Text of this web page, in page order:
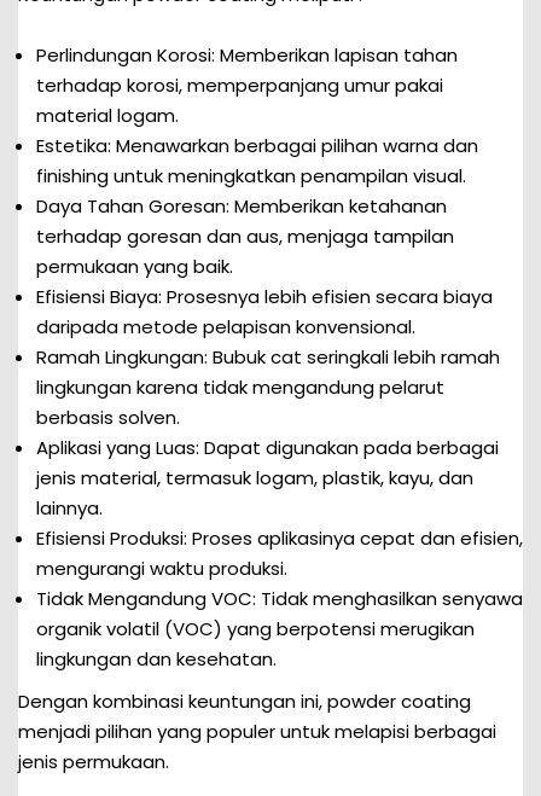
Perlindungan Korosi: Memberikan lapisan tahan
terhadap korosi, memperpanjang umur pakai
material logam.
Estetika: Menawarkan berbagai pilihan warna dan
finishing untuk meningkatkan penampilan visual.
Daya Tahan Goresan: Memberikan ketahanan
terhadap goresan dan aus, menjaga tampilan
permukaan yang baik.
Efisiensi Biaya: Prosesnya lebih efisien secara biaya
daripada metode pelapisan konvensional.
Ramah Lingkungan: Bubuk cat seringkali lebih ramah
lingkungan karena tidak mengandung pelarut
berbasis solven.
Aplikasi yang Luas: Dapat digunakan pada berbagai
jenis material, termasuk logam, plastik, kayu, dan
lainnya.
Efisiensi Produksi: Proses aplikasinya cepat dan efisien,
mengurangi waktu produksi.
Tidak Mengandung VOC: Tidak menghasilkan senyawa
organik volatil (VOC) yang berpotensi merugikan
lingkungan dan kesehatan.
Dengan kombinasi keuntungan ini, powder coating
menjadi pilihan yang populer untuk melapisi berbagai
jenis permukaan.